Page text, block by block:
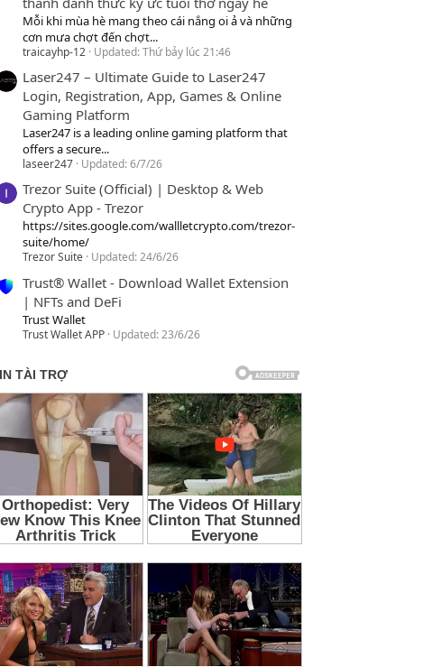
Mỗi khi mùa hè mang theo cái nắng oi ả và những
cơn mưa chợt đến chợt...
traicayhp-12 Updated:Thứ bảy lúc 21:46
Laser247 – Ultimate Guide to Laser247
Login, Registration, App, Games & Online
Gaming Platform
Laser247 is a leading online gaming platform that
offers a secure...
laseer247 Updated:6/7/26
Trezor Suite (Official) | Desktop & Web
Crypto App - Trezor
https://sites.google.com/wallletcrypto.com/trezor-
suite/home/
Trezor Suite Updated:24/6/26
Trust® Wallet - Download Wallet Extension
| NFTs and DeFi
Trust Wallet
Trust Wallet APP Updated:23/6/26